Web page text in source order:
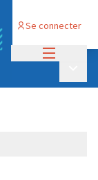
Se connecter